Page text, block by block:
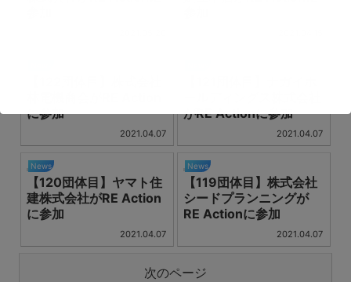
に参加
2021.04.07
がRE Actionに参加
2021.04.07
News
【120団体目】ヤマト住
建株式会社がRE Action
に参加
2021.04.07
News
【119団体目】株式会社
シードプランニングが
RE Actionに参加
2021.04.07
次のページ